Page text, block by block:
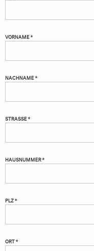
VORNAME *
NACHNAME *
STRASSE *
HAUSNUMMER *
PLZ *
ORT *